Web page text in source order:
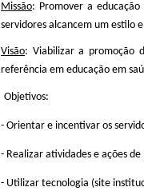
Missão: Promover a
servidores alcancem um estilo
Visão: Viabilizar a promoção
referência em educação em
Objetivos:
- Orientar e incentivar os
- Realizar atividades e ações
- Utilizar tecnologia (site